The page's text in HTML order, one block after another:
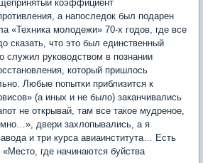
коэффициент
а напоследок был подарен
«Техника молодежи» 70-х годов, где все
сказать, что это был единственный
служил руководством в познании
который пришлось
Любые попытки приблизится к
(а иных и не было) заканчивались
не открывай, там все такое мудреное,
двери захлопывались, а я
и три курса авиаинститута… Есть
где начинаются буйства